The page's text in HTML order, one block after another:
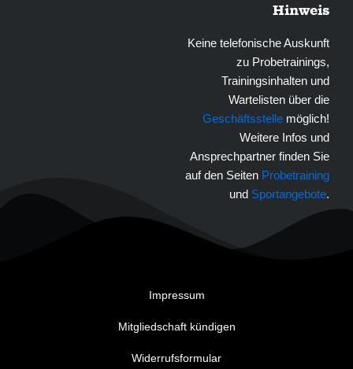
Hinweis
Keine telefonische Auskunft
zu Probetrainings,
Trainingsinhalten und
Wartelisten über die
Geschäftsstelle möglich!
Weitere Infos und
Ansprechpartner finden Sie
auf den Seiten Probetraining
und Sportangebote.
Impressum
Mitgliedschaft kündigen
Widerrufsformular